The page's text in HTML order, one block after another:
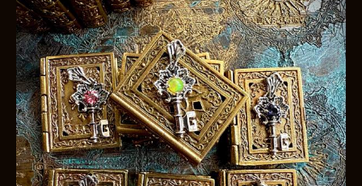
お買い物を続ける カートへ進む